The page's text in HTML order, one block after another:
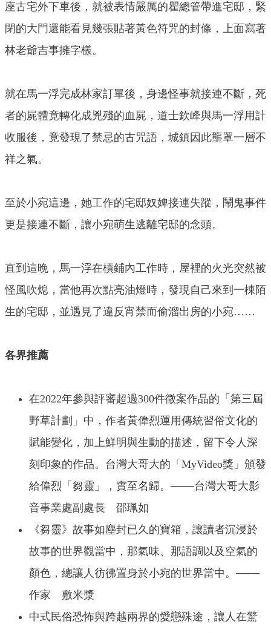
座古宅外下車後，就被表情嚴厲的瞿總管帶進宅邸，緊
閉的大門還能看見幾張貼著黃色符咒的封條，上面寫著
林老爺吉事擁字樣。
就在馬一浮完成林家訂單後，身邊怪事就接連不斷，死
者的屍體竟轉化成兇殘的血屍，道士欽峰與馬一浮用計
收服後，竟發現了禁忌的古咒語，城鎮因此壟罩一層不
祥之氣。
至於小宛這邊，她工作的宅邸奴婢接連失蹤，鬧鬼事件
更是接連不斷，讓小宛萌生逃離宅邸的念頭。
直到這晚，馬一浮在槓鋪內工作時，屋裡的火光突然被
怪風吹熄，當他再次點亮油燈時，發現自己來到一棟陌
生的宅邸，並遇見了違反宵禁而偷溜出房的小宛……
各界推薦
在2022年參與評審超過300件徵案作品的「第三屆
野草計劃」中，作者黃偉烈運用傳統習俗文化的
賦能變化，加上鮮明與生動的描述，留下令人深
刻印象的作品。台灣大哥大的「MyVideo獎」頒發
給偉烈「芻靈」，實至名歸。───台灣大哥大影
音事業處副處長 邵珮如
《芻靈》故事如塵封已久的寶箱，讓讀者沉浸於
故事的世界觀當中，那氣味、那語調以及空氣的
顏色，總讓人彷彿置身於小宛的世界當中。───
作家 敷米漿
中式民俗恐怖與跨越兩界的愛戀殊途，讓人在驚